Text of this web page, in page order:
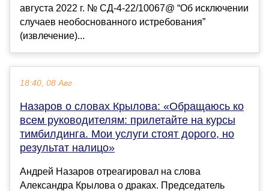
августа 2022 г. № СД-4-22/10067@ “Об исключении
случаев необоснованного истребования”
(извлечение)...
18:40, 08 Авг
Назаров о словах Крылова: «Обращаюсь ко
всем руководителям: прилетайте на курсы
тимбилдинга. Мои услуги стоят дорого, но
результат налицо»
Андрей Назаров отреагировал на слова
Александра Крылова о драках. Председатель